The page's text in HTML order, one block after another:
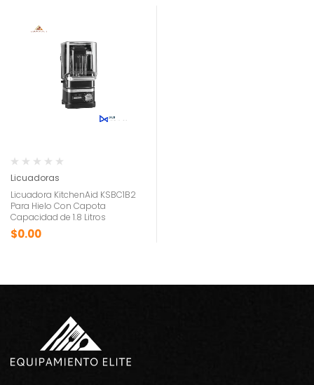
Licuadoras
Licuadora KitchenAid KSBC1B2
Para Hielo Con Capota
Capacidad de 1.8 Litros
$0.00